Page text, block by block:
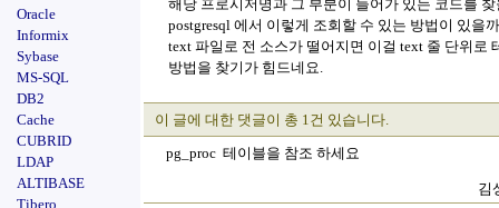
Oracle
Informix
Sybase
MS-SQL
DB2
Cache
CUBRID
LDAP
ALTIBASE
Tibero
해당 프로시저명과 그 부분이 들어가 있는 코드를
postgresql 에서 이렇게 조회할 수 있는 방법이 있을
text 파일로 전 소스가 떨어지면 이걸 text 줄 단위로
방법을 찾기가 힘드네요.
이 글에 대한 댓글이 총 1건 있습니다.
pg_proc 테이블을 참조 하세요
김